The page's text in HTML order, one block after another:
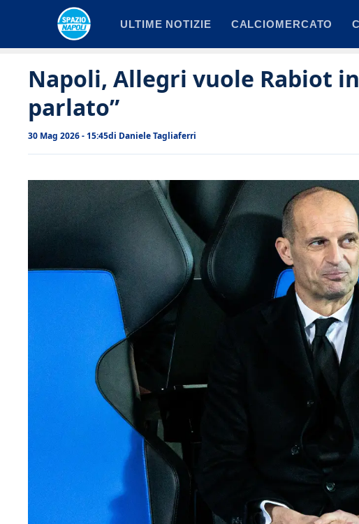
ULTIME NOTIZIE CALCIOMERCATO
Napoli, Allegri vuole Rabiot
parlato”
30 Mag 2026 - 15:45di Daniele Tagliaferri